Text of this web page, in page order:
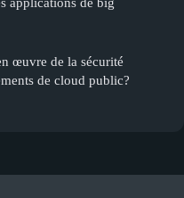
œuvre de la sécurité
de cloud public?